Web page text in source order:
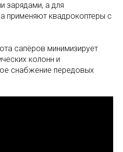
зарядами, а для
применяют квадрокоптеры с
сапёров минимизирует
колонн и
снабжение передовых